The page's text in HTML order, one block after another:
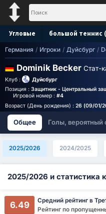
Угловые большой теннис
Прогноз
Германия / Игроки / Дуйсбург /
Dominik Becker Стат-
Клуб :
Дуйсбург
Позиция : Защитник - Центральный
Игровой номер : #4
Возраст (День рождения) : 26 (09/01/
Общее Голы, вероятный
2025/2026 2024/2025
2025/2026 и статистика
6.49
Средний рейтинг в
Рейтинг по